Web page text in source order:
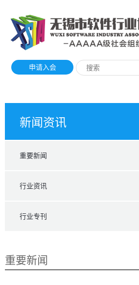
申请入会
新闻资讯
重要新闻
行业资讯
行业专刊
重要新闻